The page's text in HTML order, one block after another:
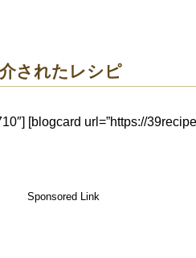
されたレシピ
[blogcard url=”https://
Sponsored Link